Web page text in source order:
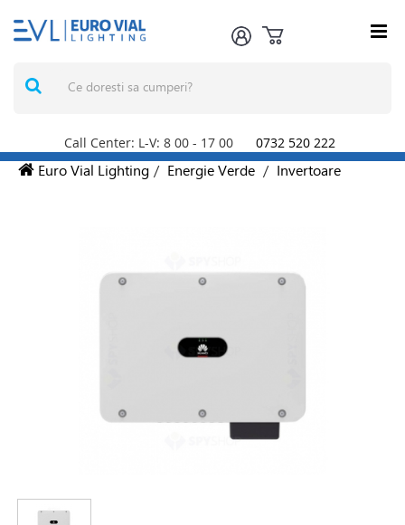
Call Center: L-V: 8 00 - 17 00 0732 520 222
Euro Vial Lighting / Energie Verde / Invertoare